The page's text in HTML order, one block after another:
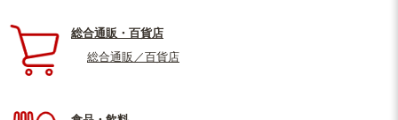
総合通販・百貨店
総合通販／百貨店